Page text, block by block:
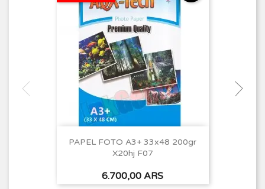
PAPEL FOTO A3+ 33x48 200gr
X20hj F07
Precio
6.700,00 ARS